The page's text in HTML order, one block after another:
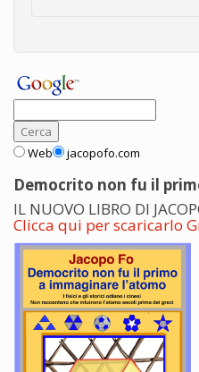
Web jacopofo.com
Democrito non fu il
IL NUOVO LIBRO DI
Clicca qui per scaricarlo